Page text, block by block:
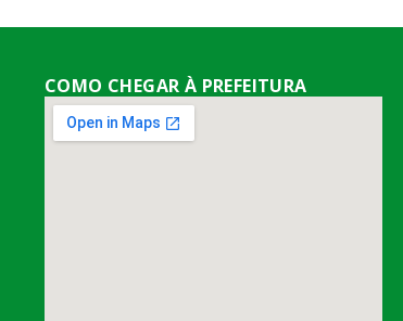
COMO CHEGAR À PREFEITURA